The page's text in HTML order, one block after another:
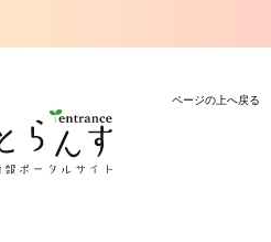
ページの上へ戻る